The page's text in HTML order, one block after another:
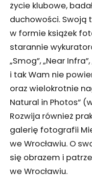
życie klubowe,
duchowości. Swoją
w formie książek
starannie
„Smog”, „Near
i tak Wam nie
oraz wielokrotnie
Natural in Photos”
Rozwija również
galerię fotografii
we Wrocławiu. O
się obrazem i
we Wrocławiu.